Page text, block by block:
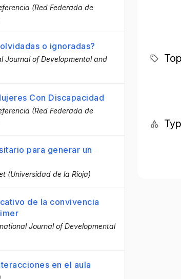
(Red Federada de
o ignoradas?
Journal of Developmental and
Con Discapacidad
(Red Federada de
para generar un
(Universidad de la Rioja)
de la convivencia
Journal of Developmental
en el aula